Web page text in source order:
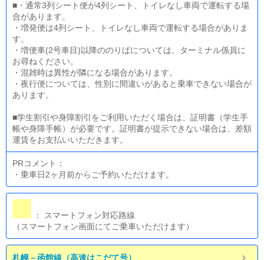
■・通常3列シート便が4列シート、トイレなし車両で運転する場
合があります。
・増発便は4列シート、トイレなし車両で運転する場合がありま
す。
・増便車(2号車目)以降ののりばについては、ターミナル係員に
お尋ねください。
・混雑時は異性が隣になる場合があります。
・夜行便については、性別に間違いがあると乗車できない場合が
あります。
■学生割引や身障割引をご利用いただく場合は、証明書（学生手
帳や身障手帳）が必要です。証明書が提示できない場合は、差額
運賃をお支払いいただきます。
PRコメント：
・乗車日2ヶ月前からご予約いただけます。
： スマートフォン対応路線
（スマートフォン画面にてご乗車いただけます）
札幌－函館線（高速はこだて号）